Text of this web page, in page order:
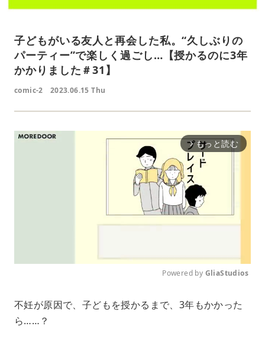
子どもがいる友人と再会した私。“久しぶりの
パーティー”で楽しく過ごし…【授かるのに3年
かかりました＃31】
comic-2 2023.06.15 Thu
arrow_forward_ios もっと読む
u
Powered by GliaStudios
不妊が原因で、子どもを授かるまで、3年もかかった
ら……？